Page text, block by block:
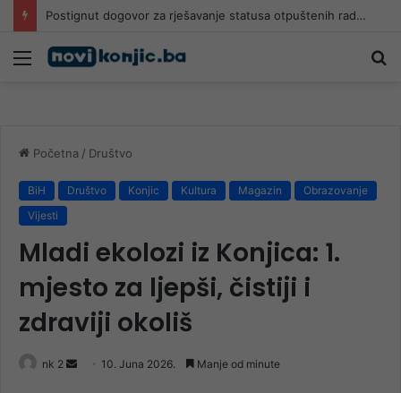
Postignut dogovor za rješavanje statusa otpuštenih radnika
Meni
Početna / Društvo
BiH Društvo Konjic Kultura Magazin
Obrazovanje
Vijesti
Mladi ekolozi iz Konjica: 1.
mjesto za ljepši, čistiji i
zdraviji okoliš
nk 2
Send 10. Juna 2026. Manje od minute